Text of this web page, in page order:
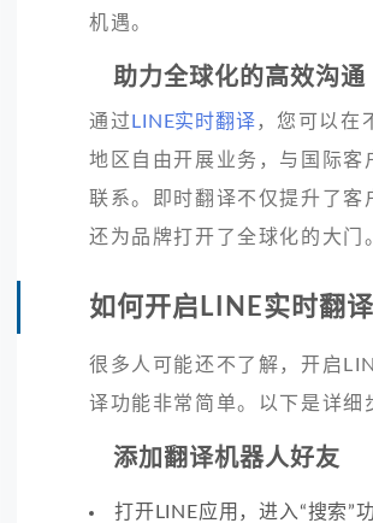
机遇。
助力全球化的高效沟通
通过 LINE实时翻译 ，您可以在
地区自由开展业务，与国际客
联系。即时翻译不仅提升了客
还为品牌打开了全球化的大门
如何开启LINE实时翻
很多人可能还不了解，开启
译功能非常简单。以下是详细
添加翻译机器人好友
打开LINE应用，进入“搜索”功